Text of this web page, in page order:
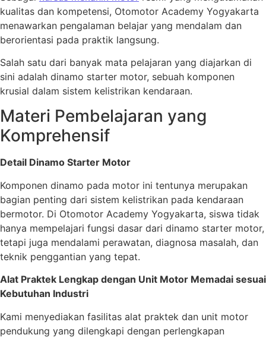
kualitas dan kompetensi, Otomotor Academy Yogyakarta
menawarkan pengalaman belajar yang mendalam dan
berorientasi pada praktik langsung.
Salah satu dari banyak mata pelajaran yang diajarkan di
sini adalah dinamo starter motor, sebuah komponen
krusial dalam sistem kelistrikan kendaraan.
Materi Pembelajaran yang
Komprehensif
Detail Dinamo Starter Motor
Komponen dinamo pada motor ini tentunya merupakan
bagian penting dari sistem kelistrikan pada kendaraan
bermotor. Di Otomotor Academy Yogyakarta, siswa tidak
hanya mempelajari fungsi dasar dari dinamo starter motor,
tetapi juga mendalami perawatan, diagnosa masalah, dan
teknik penggantian yang tepat.
Alat Praktek Lengkap dengan Unit Motor Memadai sesuai
Kebutuhan Industri
Kami menyediakan fasilitas alat praktek dan unit motor
pendukung yang dilengkapi dengan perlengkapan